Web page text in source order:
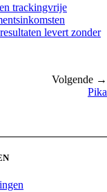
trackingvrije
levert zonder
Volgende →
Pika